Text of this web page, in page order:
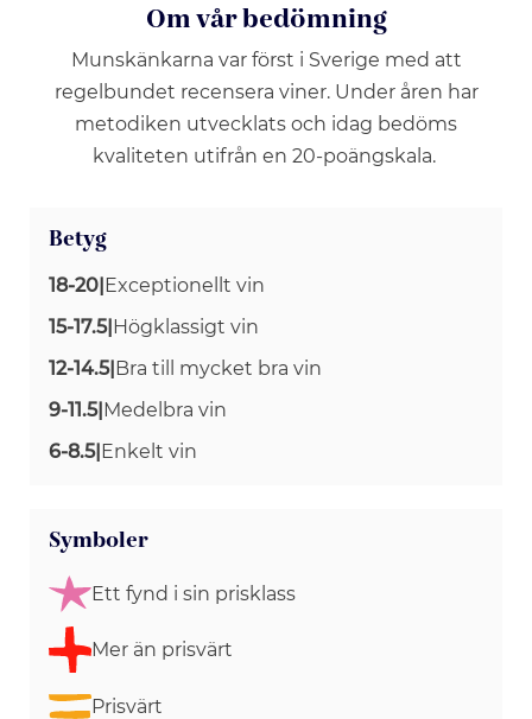
Om vår bedömning
Munskänkarna var först i Sverige med att
regelbundet recensera viner. Under åren har
metodiken utvecklats och idag bedöms
kvaliteten utifrån en 20-poängskala.
Betyg
18-20 Exceptionellt vin
15-17.5| Högklassigt vin
12-14.5| Bra till mycket bra vin
9-11.5| Medelbra vin
6-8.5| Enkelt vin
Symboler
Ett fynd i sin prisklass
Mer än prisvärt
Prisvärt